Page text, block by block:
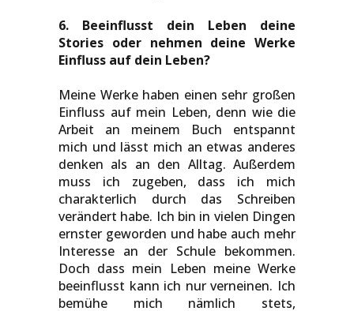
6. Beeinflusst dein Leben deine
Stories oder nehmen deine Werke
Einfluss auf dein Leben?
Meine Werke haben einen sehr großen
Einfluss auf mein Leben, denn wie die
Arbeit an meinem Buch entspannt
mich und lässt mich an etwas anderes
denken als an den Alltag. Außerdem
muss ich zugeben, dass ich mich
charakterlich durch das Schreiben
verändert habe. Ich bin in vielen Dingen
ernster geworden und habe auch mehr
Interesse an der Schule bekommen.
Doch dass mein Leben meine Werke
beeinflusst kann ich nur verneinen. Ich
bemühe mich nämlich stets,